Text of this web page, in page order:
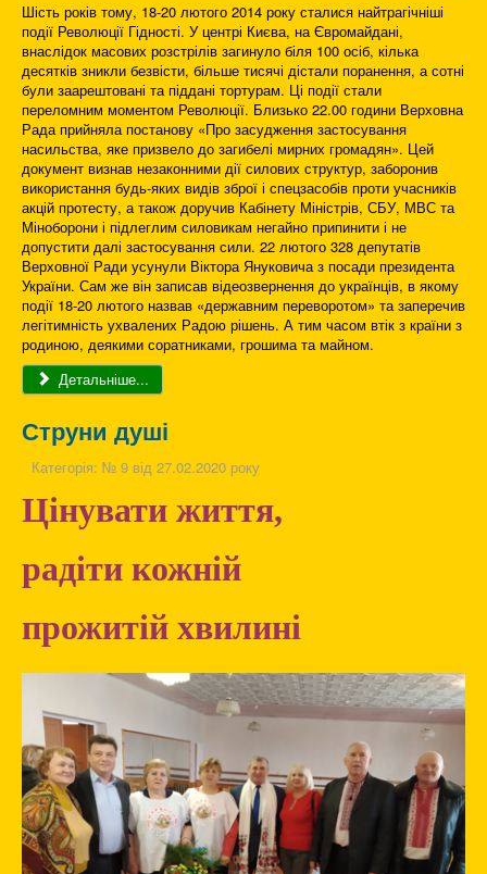
Шість років тому, 18-20 лютого 2014 року сталися найтрагічніші
події Революції Гідності. У центрі Києва, на Євромайдані,
внаслідок масових розстрілів загинуло біля 100 осіб, кілька
десятків зникли безвісти, більше тисячі дістали поранення, а сотні
були заарештовані та піддані тортурам. Ці події стали
переломним моментом Революції. Близько 22.00 години Верховна
Рада прийняла постанову «Про засудження застосування
насильства, яке призвело до загибелі мирних громадян». Цей
документ визнав незаконними дії силових структур, заборонив
використання будь-яких видів зброї і спецзасобів проти учасників
акцій протесту, а також доручив Кабінету Міністрів, СБУ, МВС та
Міноборони і підлеглим силовикам негайно припинити і не
допустити далі застосування сили. 22 лютого 328 депутатів
Верховної Ради усунули Віктора Януковича з посади президента
України. Сам же він записав відеозвернення до українців, в якому
події 18-20 лютого назвав «державним переворотом» та заперечив
легітимність ухвалених Радою рішень. А тим часом втік з країни з
родиною, деякими соратниками, грошима та майном.
Детальніше...
Струни душі
Категорія: № 9 від 27.02.2020 року
Цінувати життя,
радіти кожній
прожитій хвилині